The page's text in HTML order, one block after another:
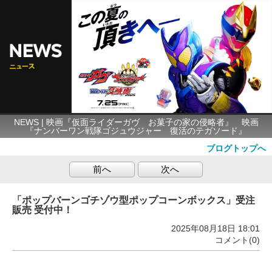
NEWS | 映画『仮面ライダーガヴ お菓子の家の侵略者』 映画
『ナンバーワン戦隊ゴジュウジャー 復活のテガソード』
ブログトップへ
前へ 次へ
「ポップバーンゴチゾウ型ポップコーンボックス」受注
販売 受付中！
2025年08月18日 18:01
コメント(0)